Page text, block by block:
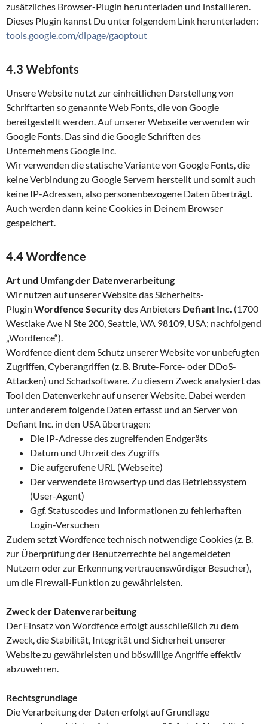
zusätzliches Browser-Plugin herunterladen und installieren.
Dieses Plugin kannst Du unter folgendem Link herunterladen:
tools.google.com/dlpage/gaoptout
4.3 Webfonts
Unsere Website nutzt zur einheitlichen Darstellung von
Schriftarten so genannte Web Fonts, die von Google
bereitgestellt werden. Auf unserer Webseite verwenden wir
Google Fonts. Das sind die Google Schriften des
Unternehmens Google Inc.
Wir verwenden die statische Variante von Google Fonts, die
keine Verbindung zu Google Servern herstellt und somit auch
keine IP-Adressen, also personenbezogene Daten überträgt.
Auch werden dann keine Cookies in Deinem Browser
gespeichert.
4.4 Wordfence
Art und Umfang der Datenverarbeitung
Wir nutzen auf unserer Website das Sicherheits-
Plugin Wordfence Securitydes Anbieters Defiant Inc. (1700
Westlake Ave N Ste 200, Seattle, WA 98109, USA; nachfolgend
„Wordfence“).
Wordfence dient dem Schutz unserer Website vor unbefugten
Zugriffen, Cyberangriffen (z. B. Brute-Force- oder DDoS-
Attacken) und Schadsoftware. Zu diesem Zweck analysiert das
Tool den Datenverkehr auf unserer Website. Dabei werden
unter anderem folgende Daten erfasst und an Server von
Defiant Inc. in den USA übertragen:
Die IP-Adresse des zugreifenden Endgeräts
Datum und Uhrzeit des Zugriffs
Die aufgerufene URL (Webseite)
Der verwendete Browsertyp und das Betriebssystem
(User-Agent)
Ggf. Statuscodes und Informationen zu fehlerhaften
Login-Versuchen
Zudem setzt Wordfence technisch notwendige Cookies (z. B.
zur Überprüfung der Benutzerrechte bei angemeldeten
Nutzern oder zur Erkennung vertrauenswürdiger Besucher),
um die Firewall-Funktion zu gewährleisten.
Zweck der Datenverarbeitung
Der Einsatz von Wordfence erfolgt ausschließlich zu dem
Zweck, die Stabilität, Integrität und Sicherheit unserer
Website zu gewährleisten und böswillige Angriffe effektiv
abzuwehren.
Rechtsgrundlage
Die Verarbeitung der Daten erfolgt auf Grundlage